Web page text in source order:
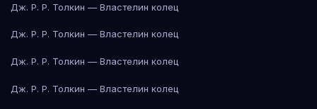
Дж. Р. Р. Толкин — Властелин колец
Дж. Р. Р. Толкин — Властелин колец
Дж. Р. Р. Толкин — Властелин колец
Дж. Р. Р. Толкин — Властелин колец